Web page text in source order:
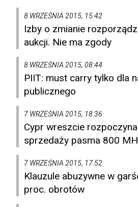
8 WRZEŚNIA 2015, 15:42
Izby o zmianie
aukcji. Nie ma zgody
8 WRZEŚNIA 2015, 08:44
PIIT: must carry tylko dla
publicznego
7 WRZEŚNIA 2015, 18:36
Cypr wreszcie
sprzedaży pasma 800
7 WRZEŚNIA 2015, 17:52
Klauzule abuzywne w
proc. obrotów